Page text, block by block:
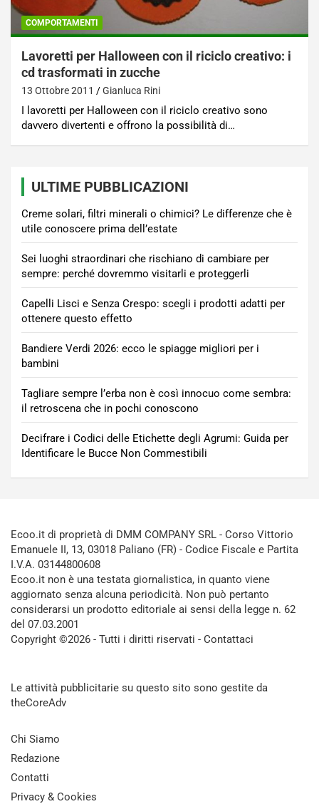
COMPORTAMENTI
Lavoretti per Halloween con il riciclo creativo: i
cd trasformati in zucche
13 Ottobre 2011 Gianluca Rini
I lavoretti per Halloween con il riciclo creativo sono
davvero divertenti e offrono la possibilità di…
ULTIME PUBBLICAZIONI
Creme solari, filtri minerali o chimici? Le differenze che è
utile conoscere prima dell’estate
Sei luoghi straordinari che rischiano di cambiare per
sempre: perché dovremmo visitarli e proteggerli
Capelli Lisci e Senza Crespo: scegli i prodotti adatti per
ottenere questo effetto
Bandiere Verdi 2026: ecco le spiagge migliori per i
bambini
Tagliare sempre l’erba non è così innocuo come sembra:
il retroscena che in pochi conoscono
Decifrare i Codici delle Etichette degli Agrumi: Guida per
Identificare le Bucce Non Commestibili
Ecoo.it di proprietà di DMM COMPANY SRL - Corso Vittorio
Emanuele II, 13, 03018 Paliano (FR) - Codice Fiscale e Partita
I.V.A. 03144800608
Ecoo.it non è una testata giornalistica, in quanto viene
aggiornato senza alcuna periodicità. Non può pertanto
considerarsi un prodotto editoriale ai sensi della legge n. 62
del 07.03.2001
Copyright ©2026 - Tutti i diritti riservati - Contattaci
Le attività pubblicitarie su questo sito sono gestite da
theCoreAdv
Chi Siamo
Redazione
Contatti
Privacy & Cookies